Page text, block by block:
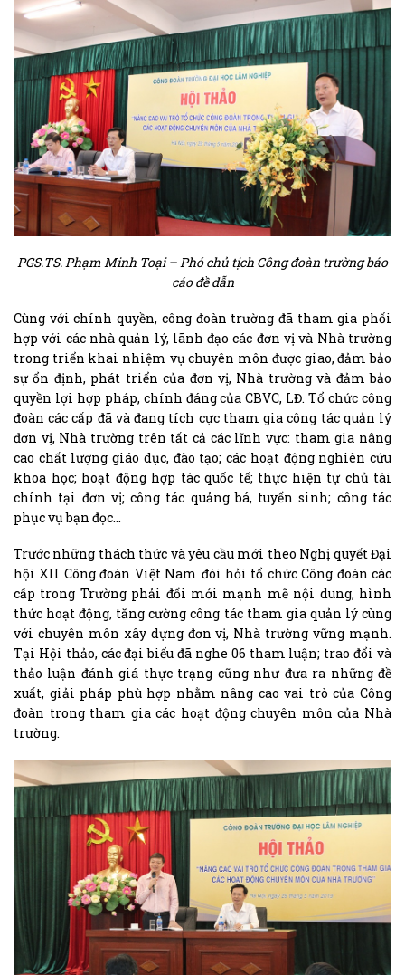
PGS.TS. Phạm Minh Toại – Phó chủ tịch Công đoàn trường báo
cáo đề dẫn
Cùng với chính quyền, công đoàn trường đã tham gia phối
hợp với các nhà quản lý, lãnh đạo các đơn vị và Nhà trường
trong triển khai nhiệm vụ chuyên môn được giao, đảm bảo
sự ổn định, phát triển của đơn vị, Nhà trường và đảm bảo
quyền lợi hợp pháp, chính đáng của CBVC, LĐ. Tổ chức công
đoàn các cấp đã và đang tích cực tham gia công tác quản lý
đơn vị, Nhà trường trên tất cả các lĩnh vực: tham gia nâng
cao chất lượng giáo dục, đào tạo; các hoạt động nghiên cứu
khoa học; hoạt động hợp tác quốc tế; thực hiện tự chủ tài
chính tại đơn vị; công tác quảng bá, tuyển sinh; công tác
phục vụ bạn đọc…
Trước những thách thức và yêu cầu mới theo Nghị quyết Đại
hội XII Công đoàn Việt Nam đòi hỏi tổ chức Công đoàn các
cấp trong Trường phải đổi mới mạnh mẽ nội dung, hình
thức hoạt động, tăng cường công tác tham gia quản lý cùng
với chuyên môn xây dựng đơn vị, Nhà trường vững mạnh.
Tại Hội thảo, các đại biểu đã nghe 06 tham luận; trao đổi và
thảo luận đánh giá thực trạng cũng như đưa ra những đề
xuất, giải pháp phù hợp nhằm nâng cao vai trò của Công
đoàn trong tham gia các hoạt động chuyên môn của Nhà
trường.